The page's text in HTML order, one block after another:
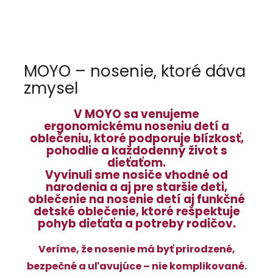
MOYO – nosenie, ktoré dáva
zmysel
V MOYO sa venujeme
ergonomickému noseniu detí a
oblečeniu, ktoré podporuje blízkosť,
pohodlie a každodenný život s
dieťaťom.
Vyvinuli sme nosiče vhodné od
narodenia a aj pre staršie deti,
oblečenie na nosenie detí aj funkčné
detské oblečenie, ktoré rešpektuje
pohyb dieťaťa a potreby rodičov.
Veríme, že nosenie má byť prirodzené,
bezpečné a uľavujúce – nie komplikované.